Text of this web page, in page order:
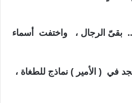
.. بقىّ الرجال ،
واختفت أسماء
في ( الأمير ) نماذج للطغاة ،